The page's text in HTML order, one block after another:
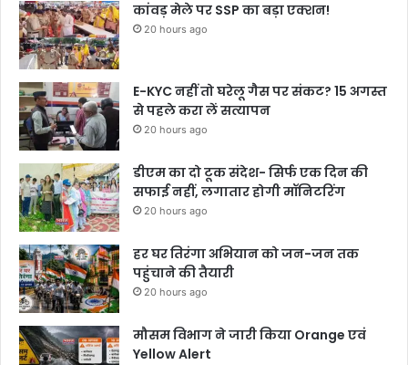
कांवड़ मेले पर SSP का बड़ा एक्शन!
20 hours ago
E-KYC नहीं तो घरेलू गैस पर संकट? 15 अगस्त
से पहले करा लें सत्यापन
20 hours ago
डीएम का दो टूक संदेश- सिर्फ एक दिन की
सफाई नहीं, लगातार होगी मॉनिटरिंग
20 hours ago
हर घर तिरंगा अभियान को जन-जन तक
पहुंचाने की तैयारी
20 hours ago
मौसम विभाग ने जारी किया Orange एवं
Yellow Alert